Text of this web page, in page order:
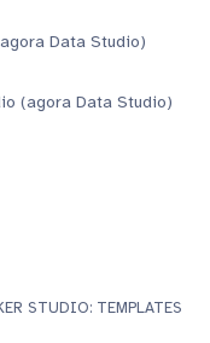
Data Studio)
(agora Data Studio)
STUDIO: TEMPLATES